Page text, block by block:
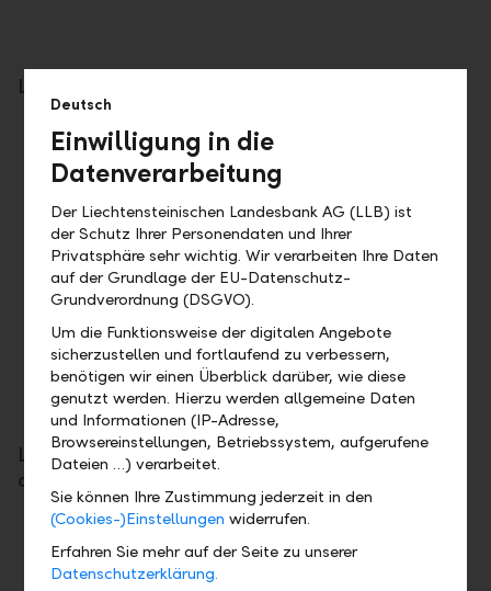
LLB is your strong and reliable Partner
Booking Centre in the AAA-rated Principality
of Liechtenstein
Stable ownership structure with the
Principality of Liechtenstein as majority
shareholder
Since its foundation more than 160 years ago
(1861) LLB has never made a loss
Excellent deposit rating of Aa1 by Moody's
Publicly listed company on Swiss Stock
Exchange
Highest standards of corporate governance
Liechtenstein provides political, social, legal
and economic stability
Full access to Europe as a member of two
economic zones: Switzerland and the
European Economic Area
Deutsch
Einwilligung in die
Datenverarbeitung
Der Liechtensteinischen Landesbank AG (LLB) ist
der Schutz Ihrer Personendaten und Ihrer
Privatsphäre sehr wichtig. Wir verarbeiten Ihre Daten
auf der Grundlage der EU-Datenschutz-
Grundverordnung (DSGVO).
Um die Funktionsweise der digitalen Angebote
sicherzustellen und fortlaufend zu verbessern,
benötigen wir einen Überblick darüber, wie diese
genutzt werden. Hierzu werden allgemeine Daten
und Informationen (IP-Adresse,
Browsereinstellungen, Betriebssystem, aufgerufene
Dateien …) verarbeitet.
Sie können Ihre Zustimmung jederzeit in den
(Cookies-)Einstellungen widerrufen.
Erfahren Sie mehr auf der Seite zu unserer
Datenschutzerklärung.